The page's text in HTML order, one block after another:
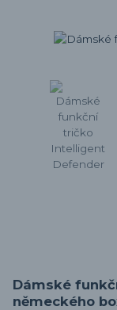
Dámské
německého